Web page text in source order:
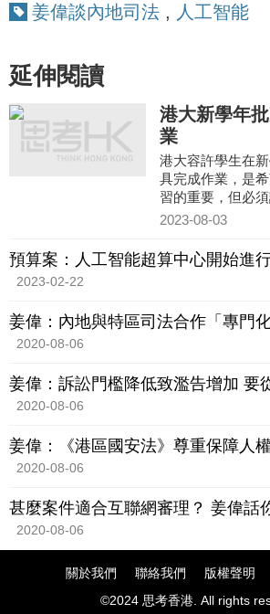
姜偉談內地司法 , 人工智能
延伸閱讀
港大新學年
業
港大容許學生在
具完成作業，是
習的重要，但必
每月有20個使用限
2023-08-03
預算案：人工智能超算中心開始進
2023-02-22
姜偉：內地與特區司法合作「專門化
2020-08-06
姜偉：訴訟門檻降低致濫告增加 要
2020-08-06
姜偉：《港區國安法》尊重保障人權
2020-08-06
甚麼案件適合互聯網審理？ 姜偉話
2020-08-06
關於我們 聯絡我們 版權聲明
©2024 思考香港. All rights